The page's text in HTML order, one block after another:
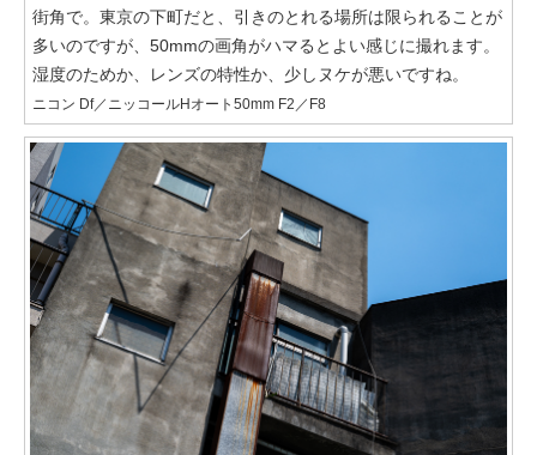
街角で。東京の下町だと、引きのとれる場所は限られることが
多いのですが、50mmの画角がハマるとよい感じに撮れます。
湿度のためか、レンズの特性か、少しヌケが悪いですね。
ニコン Df／ニッコールHオート50mm F2／F8